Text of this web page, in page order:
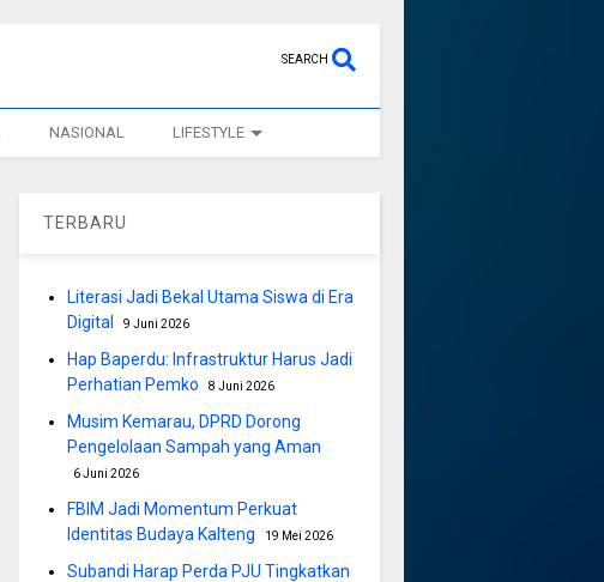
SEARCH
NASIONAL LIFESTYLE
TERBARU
Literasi Jadi Bekal Utama Siswa di Era
Digital
9 Juni 2026
Hap Baperdu: Infrastruktur Harus Jadi
Perhatian Pemko
8 Juni 2026
Musim Kemarau, DPRD Dorong
Pengelolaan Sampah yang Aman
6 Juni 2026
FBIM Jadi Momentum Perkuat
Identitas Budaya Kalteng
19 Mei 2026
Subandi Harap Perda PJU Tingkatkan